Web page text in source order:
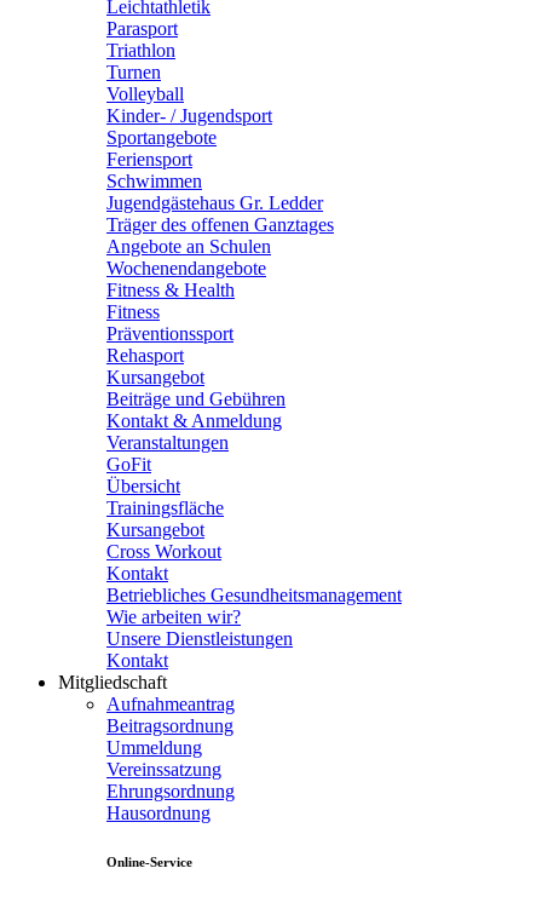
Leichtathletik
Parasport
Triathlon
Turnen
Volleyball
Kinder- / Jugendsport
Sportangebote
Feriensport
Schwimmen
Jugendgästehaus Gr. Ledder
Träger des offenen Ganztages
Angebote an Schulen
Wochenendangebote
Fitness & Health
Fitness
Präventionssport
Rehasport
Kursangebot
Beiträge und Gebühren
Kontakt & Anmeldung
Veranstaltungen
GoFit
Übersicht
Trainingsfläche
Kursangebot
Cross Workout
Kontakt
Betriebliches Gesundheitsmanagement
Wie arbeiten wir?
Unsere Dienstleistungen
Kontakt
Mitgliedschaft
Aufnahmeantrag
Beitragsordnung
Ummeldung
Vereinssatzung
Ehrungsordnung
Hausordnung
Online-Service